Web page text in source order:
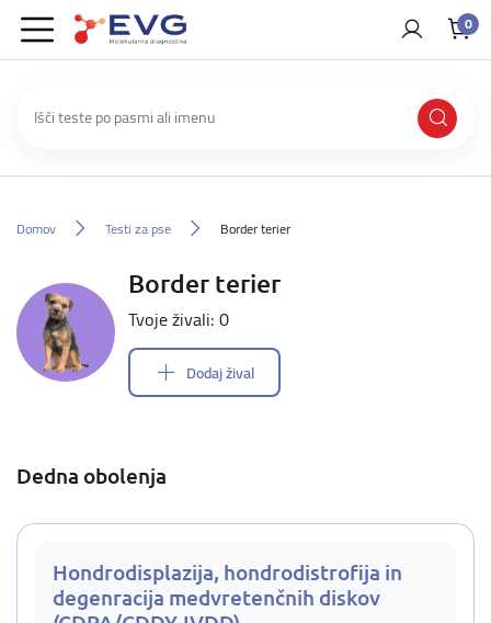
0
Domov Testi za pse Border terier
Border terier
Tvoje živali: 0
Dodaj žival
Dedna obolenja
Hondrodisplazija, hondrodistrofija in
degenracija medvretenčnih diskov